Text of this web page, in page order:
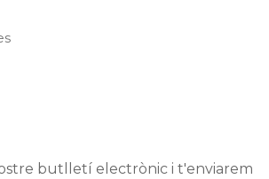
butlletí electrònic i t'enviarem